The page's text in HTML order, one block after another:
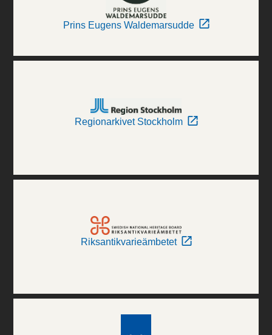
Prins Eugens Waldemarsudde
Regionarkivet Stockholm
Riksantikvarieämbetet